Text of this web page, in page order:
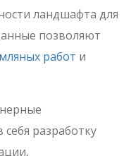
ландшафта для
позволяют
работ и
разработку